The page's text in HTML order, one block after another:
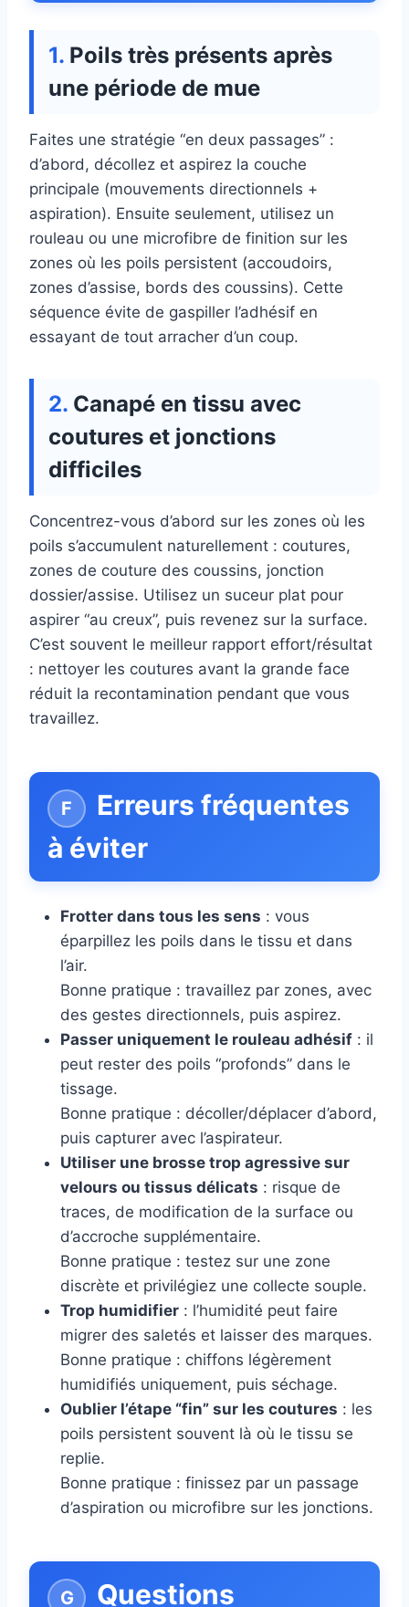
Poils très présents après
une période de mue
Faites une stratégie “en deux passages” :
d’abord, décollez et aspirez la couche
principale (mouvements directionnels +
aspiration). Ensuite seulement, utilisez un
rouleau ou une microfibre de finition sur les
zones où les poils persistent (accoudoirs,
zones d’assise, bords des coussins). Cette
séquence évite de gaspiller l’adhésif en
essayant de tout arracher d’un coup.
Canapé en tissu avec
coutures et jonctions
difficiles
Concentrez-vous d’abord sur les zones où les
poils s’accumulent naturellement : coutures,
zones de couture des coussins, jonction
dossier/assise. Utilisez un suceur plat pour
aspirer “au creux”, puis revenez sur la surface.
C’est souvent le meilleur rapport effort/résultat
: nettoyer les coutures avant la grande face
réduit la recontamination pendant que vous
travaillez.
Erreurs fréquentes
à éviter
Frotter dans tous les sens : vous
éparpillez les poils dans le tissu et dans
l’air.
Bonne pratique : travaillez par zones, avec
des gestes directionnels, puis aspirez.
Passer uniquement le rouleau adhésif : il
peut rester des poils “profonds” dans le
tissage.
Bonne pratique : décoller/déplacer d’abord,
puis capturer avec l’aspirateur.
Utiliser une brosse trop agressive sur
velours ou tissus délicats : risque de
traces, de modification de la surface ou
d’accroche supplémentaire.
Bonne pratique : testez sur une zone
discrète et privilégiez une collecte souple.
Trop humidifier : l’humidité peut faire
migrer des saletés et laisser des marques.
Bonne pratique : chiffons légèrement
humidifiés uniquement, puis séchage.
Oublier l’étape “fin” sur les coutures : les
poils persistent souvent là où le tissu se
replie.
Bonne pratique : finissez par un passage
d’aspiration ou microfibre sur les jonctions.
Questions